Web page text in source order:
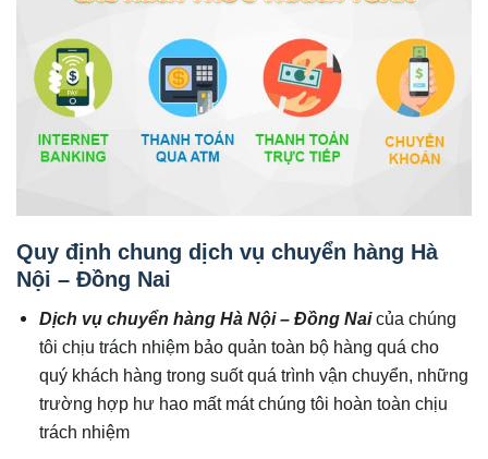
Quy định chung dịch vụ chuyển hàng Hà
Nội – Đồng Nai
Dịch vụ chuyển hàng Hà Nội – Đồng Naicủa chúng
tôi chịu trách nhiệm bảo quản toàn bộ hàng quá cho
quý khách hàng trong suốt quá trình vận chuyển, những
trường hợp hư hao mất mát chúng tôi hoàn toàn chịu
trách nhiệm